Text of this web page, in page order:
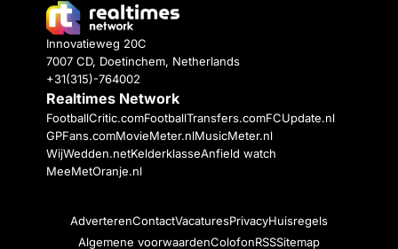
Innovatieweg 20C
7007 CD, Doetinchem, Netherlands
+31(315)-764002
Realtimes Network
FootballCritic.comFootballTransfers.comFCUpdate.nl
GPFans.comMovieMeter.nlMusicMeter.nl
WijWedden.netKelderklasseAnfield watch
MeeMetOranje.nl
AdverterenContactVacaturesPrivacyHuisregels
Algemene voorwaardenColofonRSSSitemap